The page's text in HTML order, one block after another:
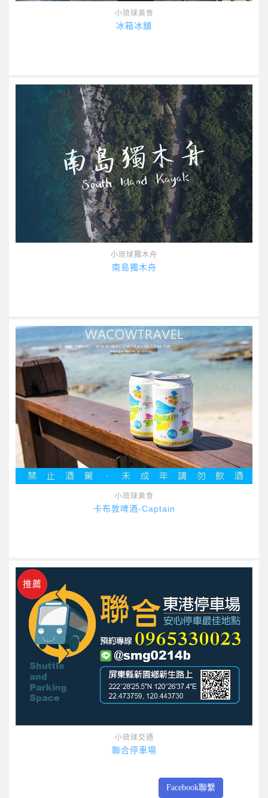
小琉球美食
冰箱冰舖
小琉球獨木舟
南島獨木舟
小琉球美食
卡布敦啤酒-Captain
推薦
小琉球交通
聯合停車場
Facebook聯繫